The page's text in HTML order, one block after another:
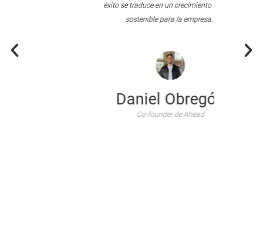
éxito se traduce en un crecimiento sólido y
sostenible para la empresa.”
Daniel Obregón
Co-founder de Ahead